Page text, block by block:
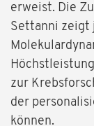
erweist. Die
Settanni zeigt
zur
der
können.